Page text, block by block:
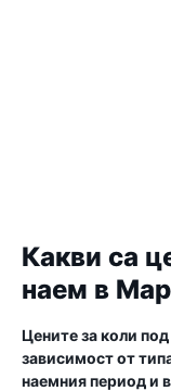
Какви са
наем в
Цените за коли
зависимост от
наемния период и